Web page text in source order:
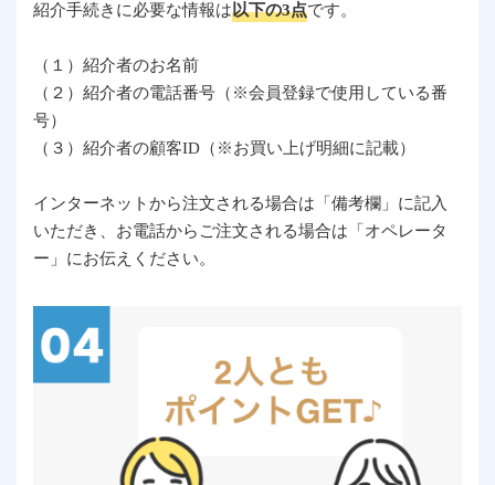
紹介手続きに必要な情報は以下の3点です。
（１）紹介者のお名前
（２）紹介者の電話番号（※会員登録で使用している番
号）
（３）紹介者の顧客ID（※お買い上げ明細に記載）
インターネットから注文される場合は「備考欄」に記入
いただき、お電話からご注文される場合は「オペレータ
ー」にお伝えください。